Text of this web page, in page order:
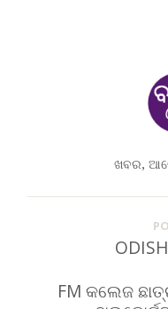
ଖବର,
FM କଲେଜ